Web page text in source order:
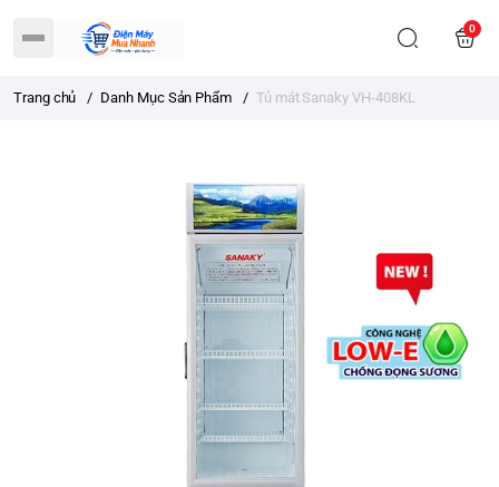
0
Trang chủ / Danh Mục Sản Phẩm / Tủ mát Sanaky VH-408KL